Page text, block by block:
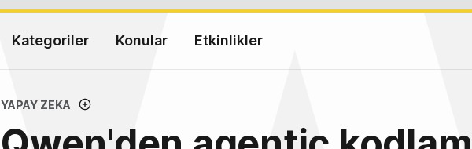
Kategoriler Konular Etkinlikler
YAPAY ZEKA